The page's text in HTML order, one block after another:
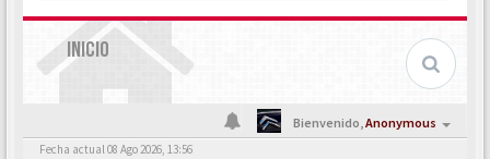
INICIO
Bienvenido,Anonymous
Fecha actual 08 Ago 2026, 13:56